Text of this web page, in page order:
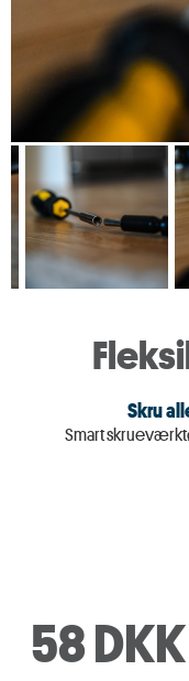
Skru
Smart
58 DKK